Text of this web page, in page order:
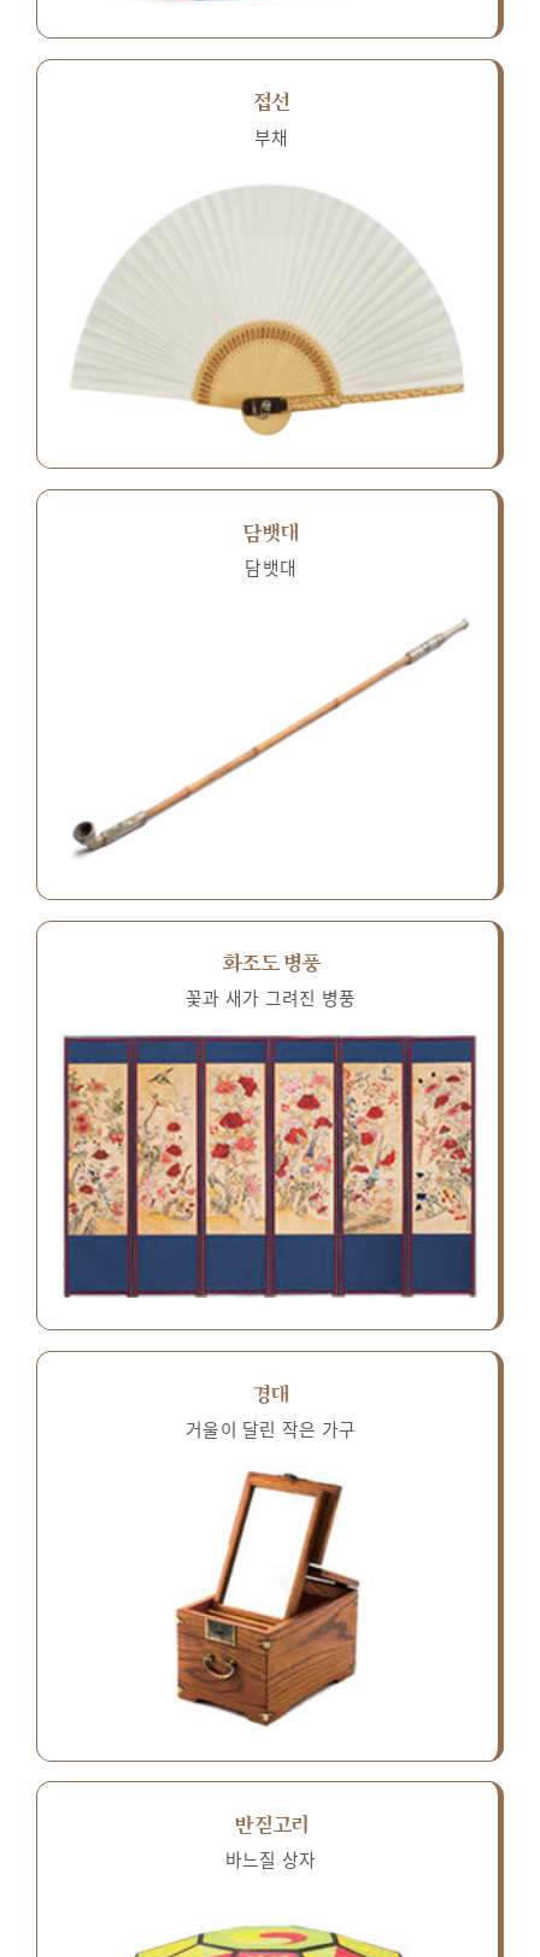
접선
부채
담뱃대
담뱃대
화조도 병풍
꽃과 새가 그려진 병풍
경대
거울이 달린 작은 가구
반짇고리
바느질 상자